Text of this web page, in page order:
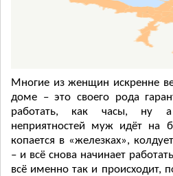
Многие из женщин искренне
доме – это своего рода
работать, как часы, ну
неприятностей муж идёт на
копается в «железках»,
– и всё снова начинает
всё именно так и происходит,